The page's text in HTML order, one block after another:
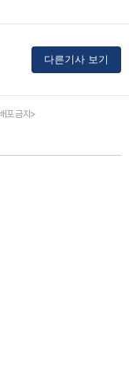
다른기사 보기
포 금지>